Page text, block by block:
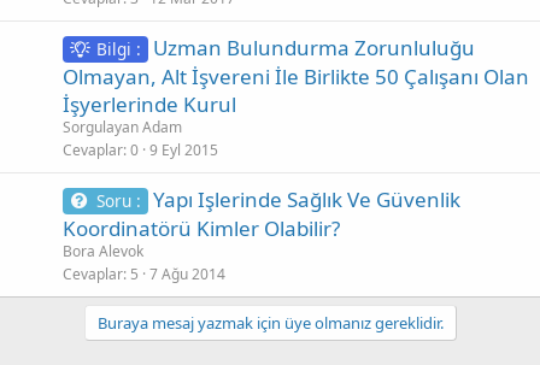
Bilgi :
Uzman Bulundurma Zorunluluğu
Olmayan, Alt İşvereni İle Birlikte 50 Çalışanı Olan
İşyerlerinde Kurul
Sorgulayan Adam
Cevaplar 0 9 Eyl 2015
Soru : Yapı Işlerinde Sağlık Ve Güvenlik
Koordinatörü Kimler Olabilir?
Bora Alevok
Cevaplar 5 7 Ağu 2014
Buraya mesaj yazmak için üye olmanız gereklidir.